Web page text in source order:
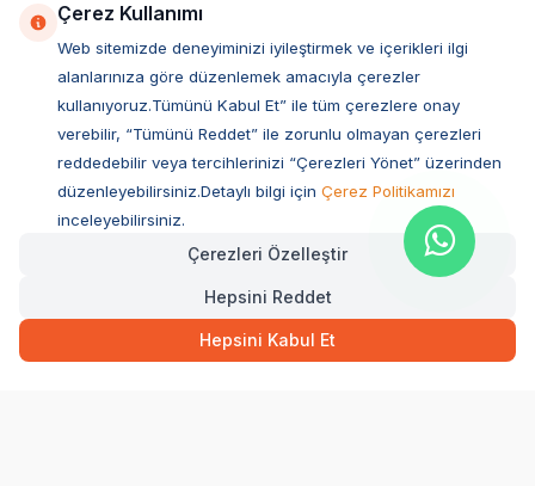
Müşteri Hizmetleri
Sıkça Sorulan Sorular
Ovacık Mah. Hacıoğlu Sok. No:13 Başiskele / KOCAELİ
Müşteri Destek Hattı
Çerez Kullanımı
Web sitemizde deneyiminizi iyileştirmek ve içerikleri ilgi
alanlarınıza göre düzenlemek amacıyla çerezler
kullanıyoruz.Tümünü Kabul Et” ile tüm çerezlere onay
verebilir, “Tümünü Reddet” ile zorunlu olmayan çerezleri
reddedebilir veya tercihlerinizi “Çerezleri Yönet” üzerinden
düzenleyebilirsiniz.Detaylı bilgi için Çerez Politikamızı
inceleyebilirsiniz.
Çerezleri Özelleştir
Hepsini Reddet
Hepsini Kabul Et